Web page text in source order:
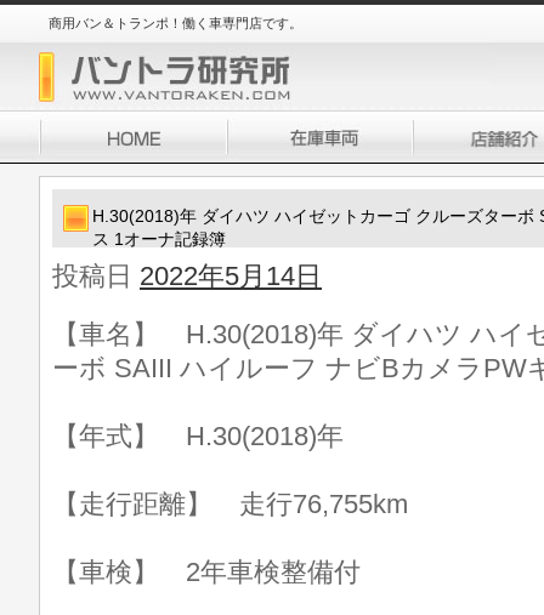
商用バン＆トランポ！働く車専門店です。
H.30(2018)年 ダイハツ ハイゼットカーゴ クルーズターボ
ス 1オーナ記録簿
投稿日 2022年5月14日
【車名】 H.30(2018)年 ダイハツ ハイ
ーボ SAIII ハイルーフ ナビBカメラPW
【年式】 H.30(2018)年
【走行距離】 走行76,755km
【車検】 2年車検整備付